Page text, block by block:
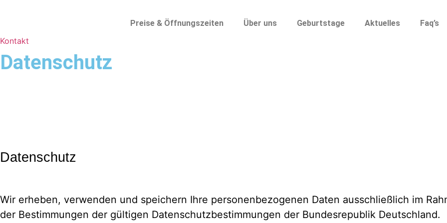
Preise & Öffnungszeiten Über uns Geburtstage Aktuelles Faq’s
Kontakt
Datenschutz
Datenschutz
Wir erheben, verwenden und speichern Ihre personenbezogenen Daten ausschließlich im
der Bestimmungen der gültigen Datenschutzbestimmungen der Bundesrepublik Deutschland.